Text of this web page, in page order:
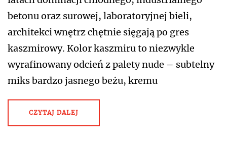
betonu oraz surowej, laboratoryjnej bieli,
architekci wnętrz chętnie sięgają po gres
kaszmirowy. Kolor kaszmiru to niezwykle
wyrafinowany odcień z palety nude – subtelny
miks bardzo jasnego beżu, kremu
CZYTAJ DALEJ